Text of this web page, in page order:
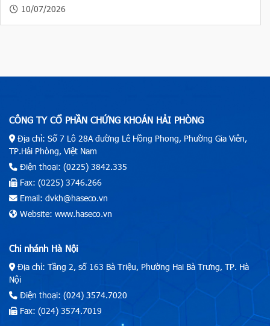
10/07/2026
CÔNG TY CỔ PHẦN CHỨNG KHOÁN HẢI PHÒNG
Địa chỉ: Số 7 Lô 28A đường Lê Hồng Phong, Phường Gia Viên,
TP.Hải Phòng, Việt Nam
Điện thoại: (0225) 3842.335
Fax: (0225) 3746.266
Email: dvkh@haseco.vn
Website: www.haseco.vn
Chi nhánh Hà Nội
Địa chỉ: Tầng 2, số 163 Bà Triệu, Phường Hai Bà Trưng, TP. Hà
Nội
Điện thoại: (024) 3574.7020
Fax: (024) 3574.7019